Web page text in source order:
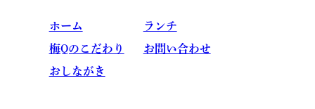
ホーム
梅Qのこだわり
おしながき
ランチ
お問い合わせ